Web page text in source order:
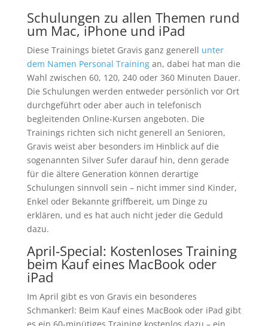
Schulungen zu allen Themen rund
um Mac, iPhone und iPad
Diese Trainings bietet Gravis ganz generell unter
dem Namen Personal Trainingan, dabei hat man die
Wahl zwischen 60, 120, 240 oder 360 Minuten Dauer.
Die Schulungen werden entweder persönlich vor Ort
durchgeführt oder aber auch in telefonisch
begleitenden Online-Kursen angeboten. Die
Trainings richten sich nicht generell an Senioren,
Gravis weist aber besonders im Hinblick auf die
sogenannten Silver Sufer darauf hin, denn gerade
für die ältere Generation können derartige
Schulungen sinnvoll sein – nicht immer sind Kinder,
Enkel oder Bekannte griffbereit, um Dinge zu
erklären, und es hat auch nicht jeder die Geduld
dazu.
April-Special: Kostenloses Training
beim Kauf eines MacBook oder
iPad
Im April gibt es von Gravis ein besonderes
Schmankerl: Beim Kauf eines MacBook oder iPad gibt